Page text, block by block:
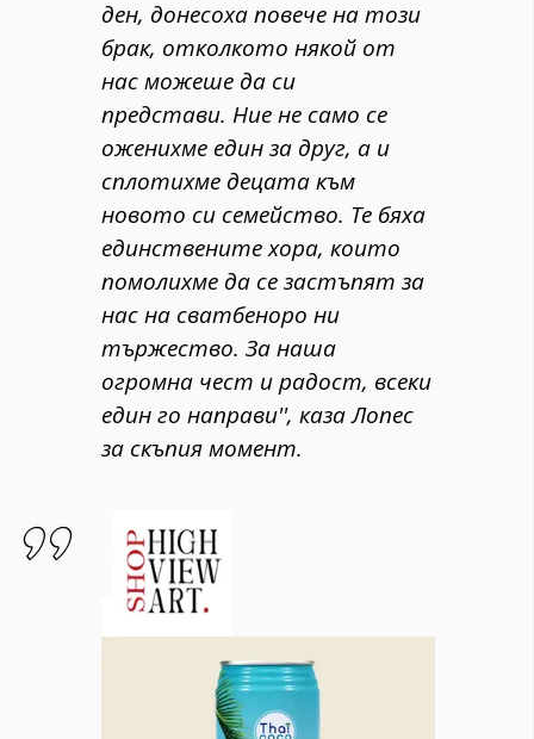
ден, донесоха повече на този
брак, отколкото някой от
нас можеше да си
представи. Ние не само се
оженихме един за друг, а и
сплотихме децата към
новото си семейство. Те бяха
единствените хора, които
помолихме да се застъпят за
нас на сватбеноро ни
тържество. За наша
огромна чест и радост, всеки
един го направи'', каза Лопес
за скъпия момент.